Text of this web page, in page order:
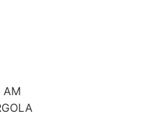
ZADASZEŃ ALUMINIOWEJ